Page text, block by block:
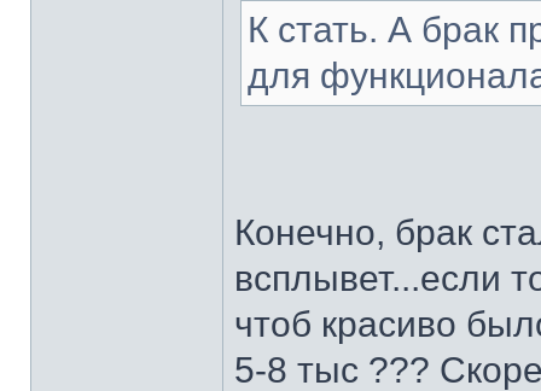
К стать. А брак
для
Конечно, брак
всплывет...если
чтоб красиво
5-8 тыс ???